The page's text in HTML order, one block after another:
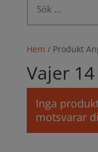
efter:
Hem / Produkt
Vajer
Inga
motsvarar